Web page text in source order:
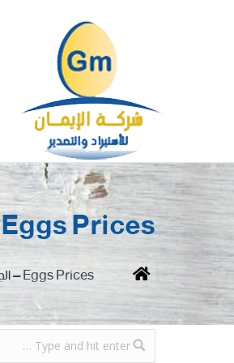
Eggs Prices – الجمله20-12-2023
You are here:
Home Eggs Prices – الجمله20-12-2023